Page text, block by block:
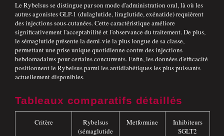
Le Rybelsus se distingue par son mode d'administration oral, là où les
autres agonistes GLP-1 (dulaglutide, liraglutide, exénatide) requièrent
des injections sous-cutanées. Cette caractéristique améliore
significativement l'acceptabilité et l'observance du traitement. De plus,
le sémaglutide présente la demi-vie la plus longue de sa classe,
permettant une prise unique quotidienne contre des injections
hebdomadaires pour certains concurrents. Enfin, les données d'efficacité
positionnent le Rybelsus parmi les antidiabétiques les plus puissants
actuellement disponibles.
Tableaux comparatifs détaillés
Critère
Rybelsus
(sémaglutide
Metformine
Inhibiteurs
SGLT2